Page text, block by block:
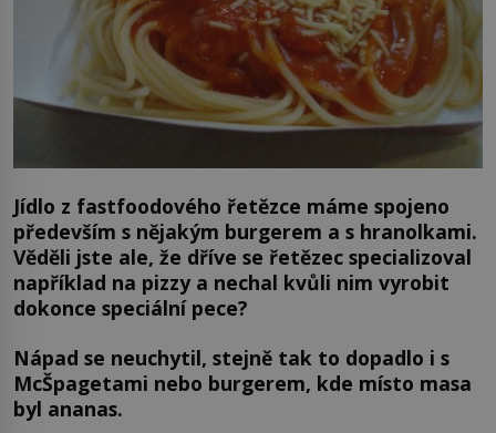
Jídlo z fastfoodového řetězce máme spojeno
především s nějakým burgerem a s hranolkami.
Věděli jste ale, že dříve se řetězec specializoval
například na pizzy a nechal kvůli nim vyrobit
dokonce speciální pece?
Nápad se neuchytil, stejně tak to dopadlo i s
McŠpagetami nebo burgerem, kde místo masa
byl ananas.